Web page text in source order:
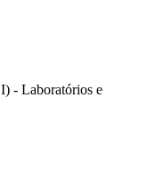
- Laboratórios e